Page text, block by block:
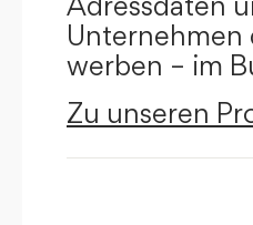
werben – im
Zu unseren